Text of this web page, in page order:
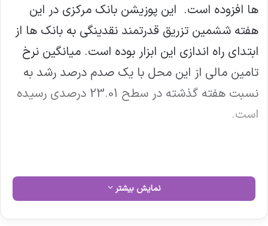
ها افزوده است. این پوزیشن بانک مرکزی در این
هفته ششمین تزریق قدرتمند نقدینگی به بانک ها از
ابتدای راه اندازی این ابزار بوده است. میانگین نرخ
تامین مالی از این محل با یک صدم درصد رشد به
نسبت هفته گذشته در سطح 23.01 درصدی رسیده
است.
نمایش بیشتر